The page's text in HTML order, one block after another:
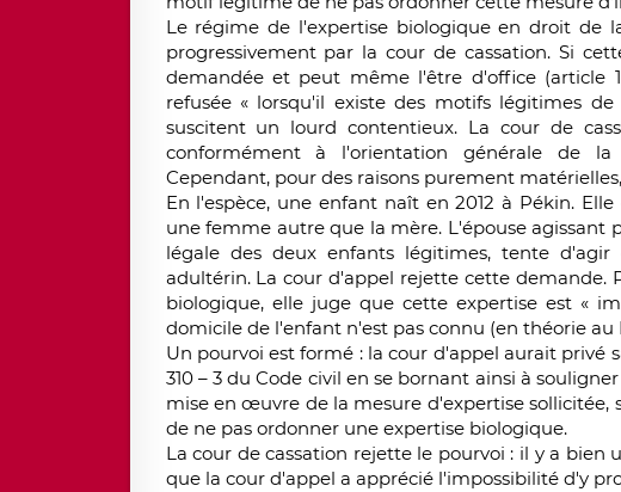
Le régime de l'expertise biologique en droit de
progressivement par la cour de cassation. Si
demandée et peut même l'être d'office (article
refusée « lorsqu'il existe des motifs légitimes
suscitent un lourd contentieux. La cour de
conformément à l'orientation générale de
Cependant, pour des raisons purement
En l'espèce, une enfant naît en 2012 à Pékin.
une femme autre que la mère. L'épouse
légale des deux enfants légitimes, tente
adultérin. La cour d'appel rejette cette demande.
biologique, elle juge que cette expertise est «
domicile de l'enfant n'est pas connu (en théorie
Un pourvoi est formé : la cour d'appel aurait privé
310 – 3 du Code civil en se bornant ainsi à
mise en œuvre de la mesure d'expertise
de ne pas ordonner une expertise biologique.
La cour de cassation rejette le pourvoi : il y a
que la cour d'appel a apprécié l'impossibilité d'y